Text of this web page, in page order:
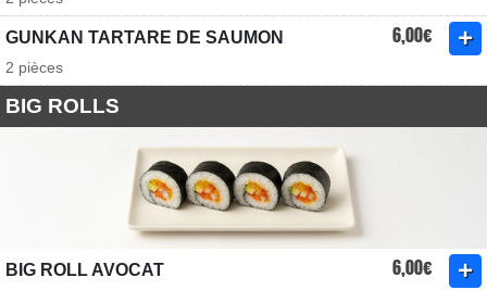
GUNKAN TARTARE DE SAUMON 6,00€
2 pièces
BIG ROLLS
BIG ROLL AVOCAT 6,00€